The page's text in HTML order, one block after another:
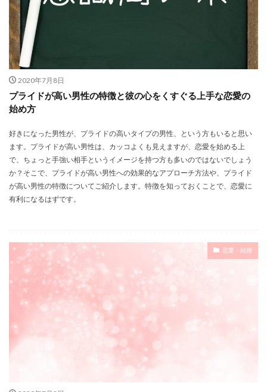
2020年7月8日
プライドが高い男性の特徴と彼の心をくすぐる上手な恋愛の
始め方
好きになった男性が、プライドの高いタイプの男性、という方もいると思い
ます。プライドが高い男性は、カッコよくも見えますが、恋愛を始める上
で、ちょっと手強い相手というイメージを持つ方も多いのではないでしょう
か？そこで、プライドが高い男性への効果的なアプローチ方法や、プライド
が高い男性の特徴についてご紹介します。特徴を知っておくことで、恋愛に
有利になるはずです。
恋愛・結婚